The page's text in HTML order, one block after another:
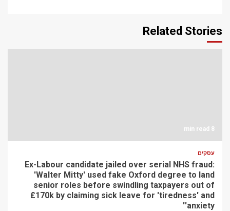
Related Stories
8 min read
עסקים
Ex-Labour candidate jailed over serial NHS fraud:
'Walter Mitty' used fake Oxford degree to land
senior roles before swindling taxpayers out of
£170k by claiming sick leave for 'tiredness' and
'anxiety'